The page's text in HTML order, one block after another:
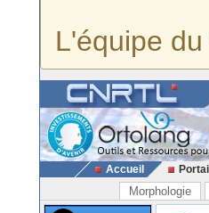
L'équipe
Accueil
Morphologie